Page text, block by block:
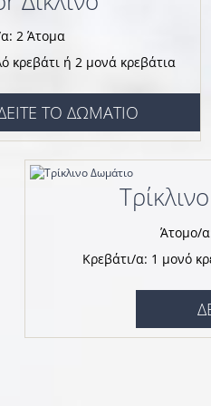
από το ξενοδοχείο, σε
κύριων πιάτων και
«Κληματαριά»
του ξενοδοχείου
2 Άτομα
κρεβάτι ή 2 μονά κρεβάτια
ΤΟ ΔΩΜΑΤΙΟ
Άτομο/
Κρεβάτι/α: 1 μονό